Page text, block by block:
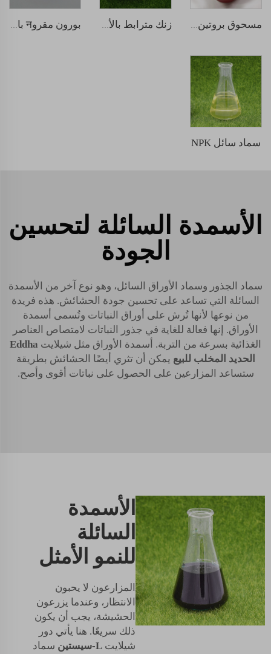
مسحوق بروتين السمك زنك مترابط بالأحماض الأمينية بورون مقروन بالأحماض الأمينية
سماد سائل NPK
الأسمدة السائلة لتحسين
الجودة
سماد الجذور وسماد الأوراق السائل، وهو نوع آخر من الأسمدة
السائلة التي تساعد على تحسين جودة الحشائش. هذه فريدة
من نوعها لأنها تُرش على أوراق النباتات وتُسمى أسمدة
الأوراق. إنها فعالة للغاية في جذور النباتات لامتصاص العناصر
الغذائية بسرعة من التربة. أسمدة الأوراق مثل شيلايت Eddha
الحديد المخلب للبيع يمكن أن تثري أيضًا الحشائش بطريقة
ستساعد المزارعين على الحصول على نباتات أقوى وأصح.
الأسمدة
السائلة
للنمو الأمثل
المزارعون لا يحبون
الانتظار، وعندما يزرعون
الحشيشة، يجب أن يكون
ذلك سريعًا. هنا يأتي دور
شيلايت L-سيستين
سماد